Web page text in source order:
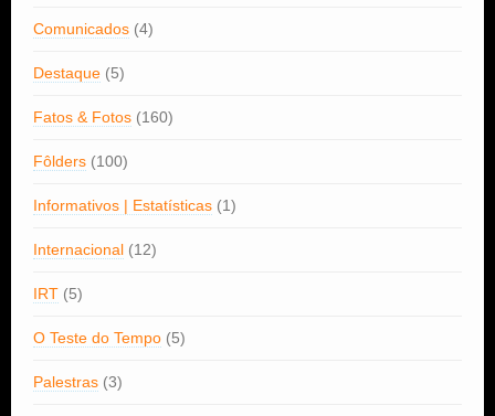
Comunicados (4)
Destaque (5)
Fatos & Fotos (160)
Fôlders (100)
Informativos | Estatísticas (1)
Internacional (12)
IRT (5)
O Teste do Tempo (5)
Palestras (3)